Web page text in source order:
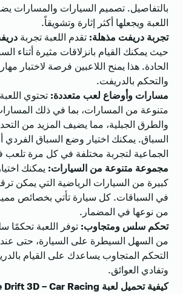
بالتفاصيل. تصميم السيارات والمسارات
اللعبة ويجعلها أكثر إثارة وتشويقاً.
تجربة دريفت مذهلة: تقدم اللعبة تجربة
حيث يمكنك القيام بانزلاقات مثيرة أثناء
الحادة. هذا يمنح اللاعبين فرصة لاختبار
والتحكم بالدريفت.
مسارات وأوضاع لعب متعددة: تحتوي
متنوعة من المسارات، بما في ذلك
والطرق الجبلية، مما يضيف المزيد من
السباق. يمكنك اختيار وضع السباق الفردي
الجماعية لتجربة مختلفة في كل مرة تلعب
مجموعة متنوعة من السيارات: يمكنك
كبيرة من السيارات الرياضية التي يمكن
في السباقات. كل سيارة تأتي بخصائص
من نوعها في المضمار.
تحكم سلس ومتجاوب: توفر اللعبة تحكمًا
من السهل السيطرة على السيارة، حتى عند
التحكم المتجاوب يساعدك على القيام
وتفادي العوائق.
كيفية تحميل لعبة Race Drift 3D – Car Racing: